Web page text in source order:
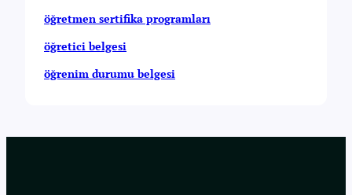
öğretmen sertifika programları
öğretici belgesi
öğrenim durumu belgesi